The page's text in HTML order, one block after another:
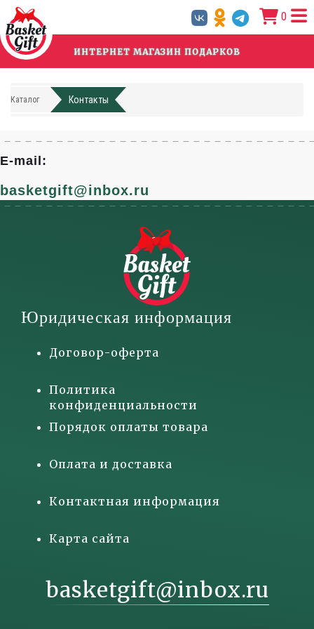
Перейти
основному
содержанию
0
ИНТЕРНЕТ МАГАЗИН ПОДАРКОВ
Каталог Контакты
E-mail:
basketgift@inbox.ru
Юридическая информация
Договор-оферта
Политика
конфиденциальности
Порядок оплаты товара
Оплата и доставка
Контактная информация
Карта сайта
basketgift@inbox.ru